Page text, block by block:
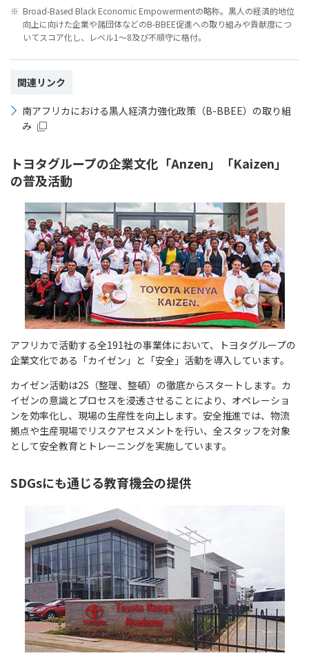
※ Broad-Based Black Economic Empowermentの略称。黒人の経済的地位
向上に向けた企業や諸団体などのB-BBEE促進への取り組みや貢献度につ
いてスコア化し、レベル1～8及び不順守に格付。
関連リンク
南アフリカにおける黒人経済力強化政策（B-BBEE）の取り組
み
トヨタグループの企業文化「Anzen」「Kaizen」
の普及活動
アフリカで活動する全191社の事業体において、トヨタグループの
企業文化である「カイゼン」と「安全」活動を導入しています。
カイゼン活動は2S（整理、整頓）の徹底からスタートします。カ
イゼンの意識とプロセスを浸透させることにより、オペレーショ
ンを効率化し、現場の生産性を向上します。安全推進では、物流
拠点や生産現場でリスクアセスメントを行い、全スタッフを対象
として安全教育とトレーニングを実施しています。
SDGsにも通じる教育機会の提供